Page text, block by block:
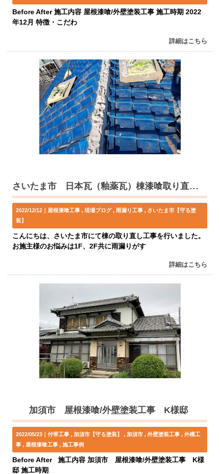
Before After 施工内容 屋根漆喰/外壁塗装工事 施工時期 2022
年12月 特徴・こだわ
詳細はこちら
さいたま市 日本瓦（釉薬瓦）棟漆喰取り直し工事
2022/12/12｜ 屋根漆喰工事 現場ブログ 雨漏り工事
さいたま市【守る塗
装】
こんにちは、さいたま市にて棟の取り直し工事を行いました。
お施主様のお悩みは1F、2F共に雨漏りがす
詳細はこちら
加須市 屋根漆喰/外壁塗装工事 K様邸
2022/05/23｜付帯工事 加須市【守る塗装】 加須市 外壁塗装工事
外構工
事
屋根漆喰工事 施工事例
Before After 施工内容 加須市 屋根漆喰/外壁塗装工事 K様
邸 施工時期